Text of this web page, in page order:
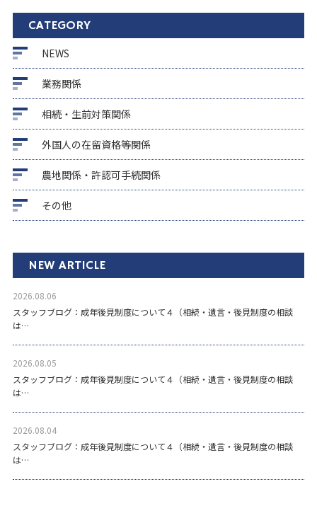
CATEGORY
NEWS
業務関係
相続・生前対策関係
外国人の在留資格等関係
農地関係・許認可手続関係
その他
NEW ARTICLE
2026.08.06
スタッフブログ：成年後見制度について４（相続・遺言・後見制度の相談
は…
2026.08.05
スタッフブログ：成年後見制度について４（相続・遺言・後見制度の相談
は…
2026.08.04
スタッフブログ：成年後見制度について４（相続・遺言・後見制度の相談
は…